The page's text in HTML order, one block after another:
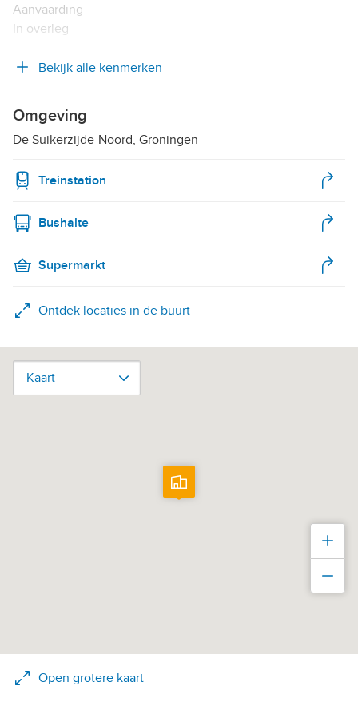
Aanvaarding
In overleg
Bekijk alle kenmerken
Omgeving
De Suikerzijde-Noord, Groningen
Treinstation
Bushalte
Supermarkt
Ontdek locaties in de buurt
Kaart
Kaart
Open grotere kaart